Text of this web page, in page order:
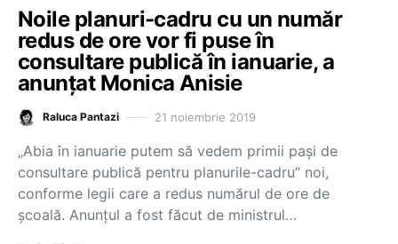
Noile planuri-cadru cu un număr
redus de ore vor fi puse în
consultare publică în ianuarie, a
anunțat Monica Anisie
Raluca Pantazi 21 noiembrie 2019
„Abia în ianuarie putem să vedem primii pași de
consultare publică pentru planurile-cadru” noi,
conforme legii care a redus numărul de ore de
școală. Anunțul a fost făcut de ministrul…